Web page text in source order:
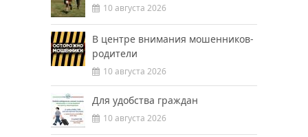
10 августа 2026
В центре внимания мошенников-
родители
10 августа 2026
Для удобства граждан
10 августа 2026